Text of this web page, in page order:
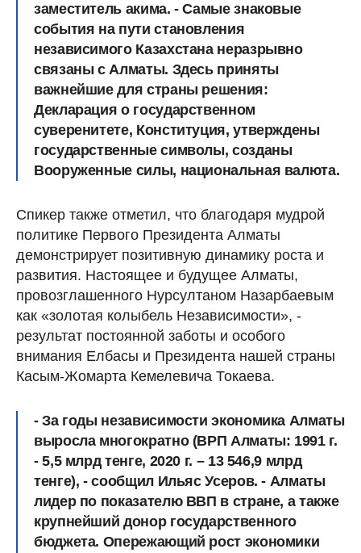
заместитель акима. - Самые знаковые
события на пути становления
независимого Казахстана неразрывно
связаны с Алматы. Здесь приняты
важнейшие для страны решения:
Декларация о государственном
суверенитете, Конституция, утверждены
государственные символы, созданы
Вооруженные силы, национальная валюта.
Спикер также отметил, что благодаря мудрой
политике Первого Президента Алматы
демонстрирует позитивную динамику роста и
развития. Настоящее и будущее Алматы,
провозглашенного Нурсултаном Назарбаевым
как «золотая колыбель Независимости», -
результат постоянной заботы и особого
внимания Елбасы и Президента нашей страны
Касым-Жомарта Кемелевича Токаева.
- За годы независимости экономика Алматы
выросла многократно (ВРП Алматы: 1991 г.
- 5,5 млрд тенге, 2020 г. – 13 546,9 млрд
тенге), - сообщил Ильяс Усеров. - Алматы
лидер по показателю ВВП в стране, а также
крупнейший донор государственного
бюджета. Опережающий рост экономики